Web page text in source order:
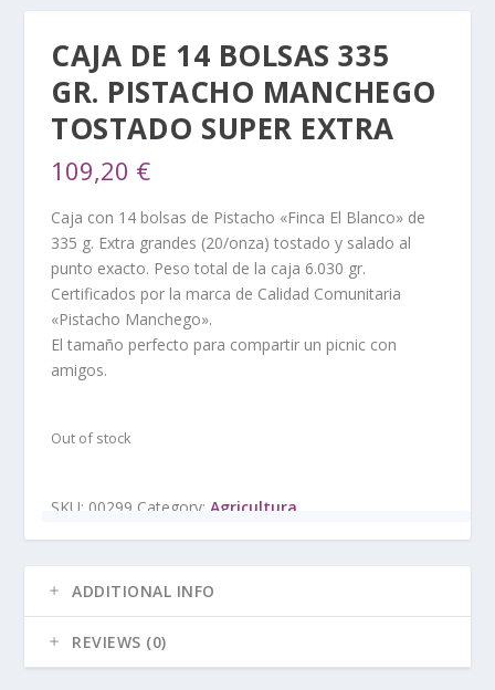
CAJA DE 14 BOLSAS 335
GR. PISTACHO MANCHEGO
TOSTADO SUPER EXTRA
109,20 €
Caja con 14 bolsas de Pistacho «Finca El Blanco» de
335 g. Extra grandes (20/onza) tostado y salado al
punto exacto. Peso total de la caja 6.030 gr.
Certificados por la marca de Calidad Comunitaria
«Pistacho Manchego».
El tamaño perfecto para compartir un picnic con
amigos.
Out of stock
SKU: 00299 Category: Agricultura
ADDITIONAL INFO
REVIEWS (0)